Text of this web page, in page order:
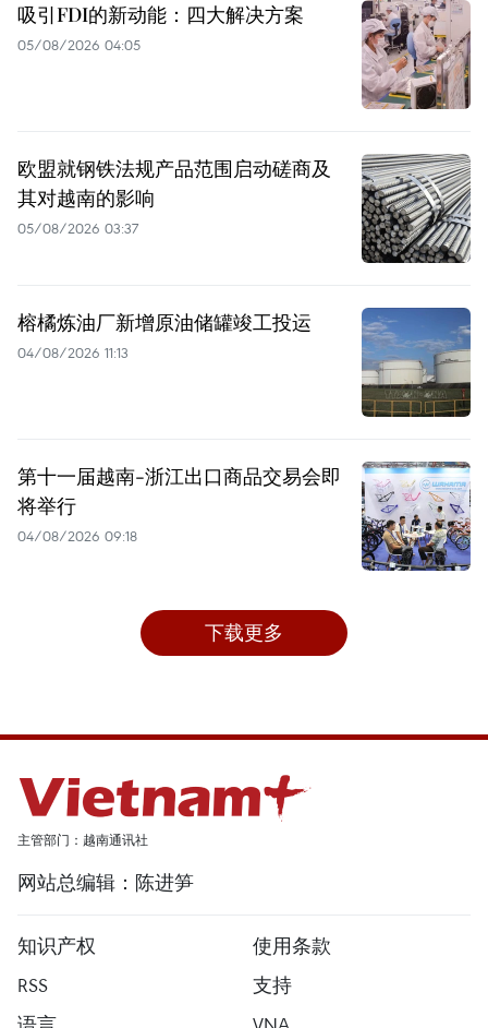
吸引FDI的新动能：四大解决方案
05/08/2026 04:05
欧盟就钢铁法规产品范围启动磋商及
其对越南的影响
05/08/2026 03:37
榕橘炼油厂新增原油储罐竣工投运
04/08/2026 11:13
第十一届越南-浙江出口商品交易会即
将举行
04/08/2026 09:18
下载更多
主管部门：越南通讯社
网站总编辑：陈进笋
知识产权
使用条款
RSS
支持